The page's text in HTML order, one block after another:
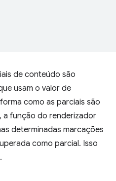
de conteúdo são
usam o valor de
como as parciais são
a função do renderizador
determinadas marcações
como parcial. Isso